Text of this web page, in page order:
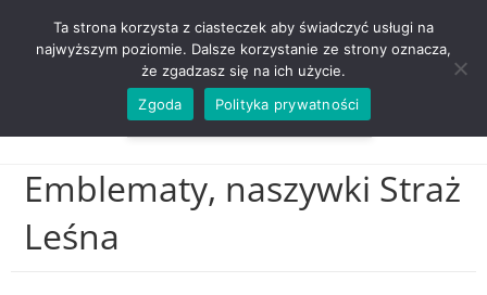
ZADZWOŃ TEL. 600 352 938
Emblematy, naszywki Straż
Leśna
Ta strona korzysta z ciasteczek aby świadczyć usługi na
najwyższym poziomie. Dalsze korzystanie ze strony oznacza,
że zgadzasz się na ich użycie.
Zgoda
Polityka prywatności